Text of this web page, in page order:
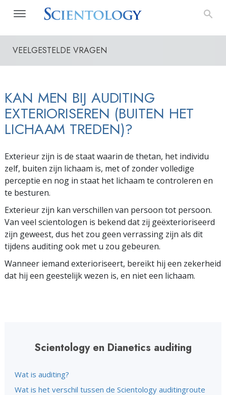
VEELGESTELDE VRAGEN
KAN MEN BIJ AUDITING
EXTERIORISEREN (BUITEN HET
LICHAAM TREDEN)?
Exterieur zijn is de staat waarin de thetan, het individu
zelf, buiten zijn lichaam is, met of zonder volledige
perceptie en nog in staat het lichaam te controleren en
te besturen.
Exterieur zijn kan verschillen van persoon tot persoon.
Van veel scientologen is bekend dat zij geëxterioriseerd
zijn geweest, dus het zou geen verrassing zijn als dit
tijdens auditing ook met u zou gebeuren.
Wanneer iemand exterioriseert, bereikt hij een zekerheid
dat hij een geestelijk wezen is, en niet een lichaam.
Scientology en Dianetics auditing
Wat is auditing?
Wat is het verschil tussen de Scientology auditingroute